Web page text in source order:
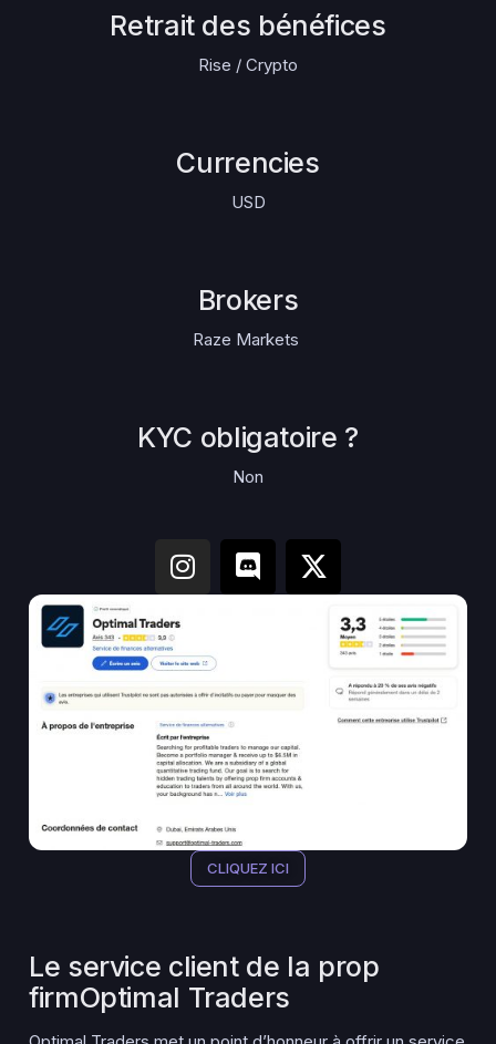
Retrait des bénéfices
Rise / Crypto
Currencies
USD
Brokers
Raze Markets
KYC obligatoire ?
Non
CLIQUEZ ICI
Le service client de la prop
firmOptimal Traders